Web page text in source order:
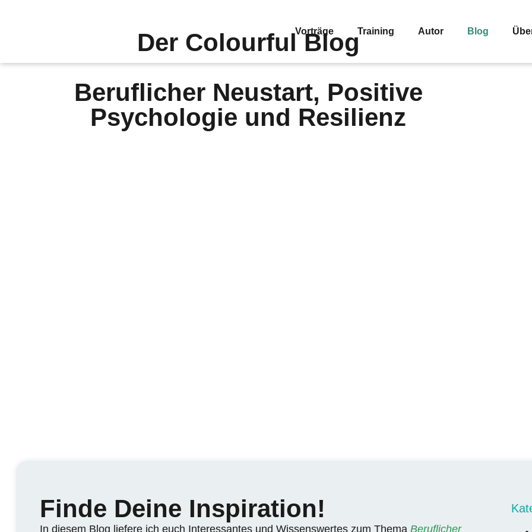
Vorträge Training Autor Blog
Der Colourful Blog
Beruflicher Neustart, Positive
Psychologie und Resilienz
Finde Deine Inspiration!
In diesem Blog liefere ich euch Interessantes und Wissenswertes zum Thema Beruflicher